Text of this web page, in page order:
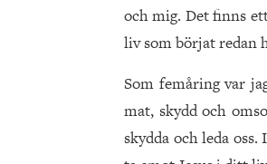
och mig. Det finns
liv som börjat redan
Som femåring var
mat, skydd och
skydda och leda